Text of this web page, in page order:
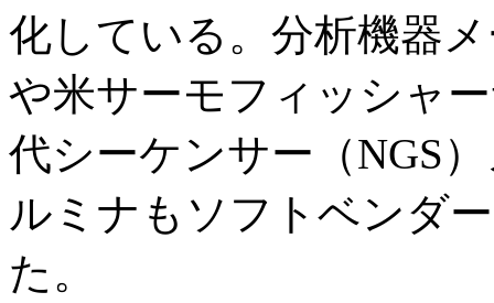
化している。分析機器
や米サーモフィッシャ
代シーケンサー（NGS
ルミナもソフトベンダ
た。